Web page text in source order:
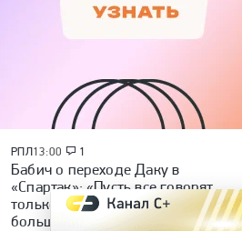
видеообзор
«Крылья Советов»: Кубок
России, видеообзор матча
РПЛ13:00 1
Бабич о переходе Даку в
«Спартак»: «Пусть все говорят
только о его игре и ни о чем
больше»